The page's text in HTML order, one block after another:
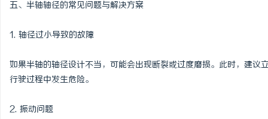
五、半轴轴径的常见问题与解决方案
1. 轴径过小导致的故障
如果半轴的轴径设计不当，可能会出现断裂或过度磨损。此时，建
行驶过程中发生危险。
2. 振动问题